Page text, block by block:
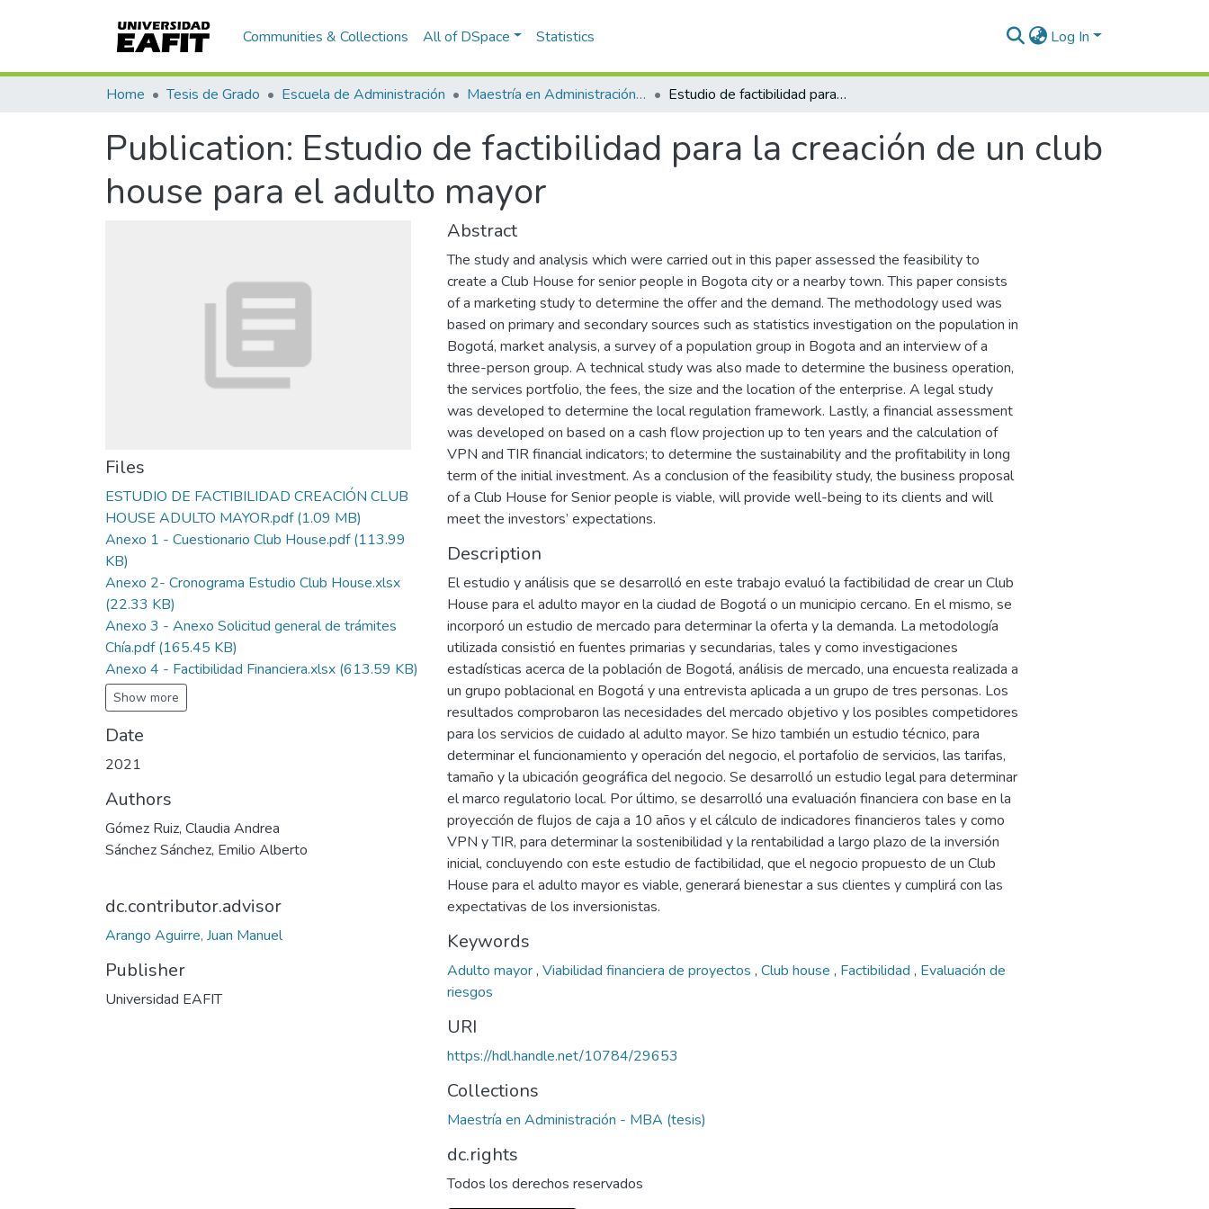
Communities & Collections All of DSpace Statistics Log In
Home Tesis de Grado Escuela de Administración Maestría en Administración - MBA (tesis) Estudio de factibilidad para la creación de un club house para el adulto mayor
Publication: Estudio de factibilidad para la creación de un club
house para el adulto mayor
Files
ESTUDIO DE FACTIBILIDAD CREACIÓN CLUB
HOUSE ADULTO MAYOR.pdf(1.09 MB)
Anexo 1 - Cuestionario Club House.pdf(113.99
KB)
Anexo 2- Cronograma Estudio Club House.xlsx
(22.33 KB)
Anexo 3 - Anexo Solicitud general de trámites
Chía.pdf(165.45 KB)
Anexo 4 - Factibilidad Financiera.xlsx (613.59 KB)
Show more
Date
2021
Authors
Gómez Ruiz, Claudia Andrea
Sánchez Sánchez, Emilio Alberto
dc.contributor.advisor
Arango Aguirre, Juan Manuel
Publisher
Universidad EAFIT
Abstract
The study and analysis which were carried out in this paper assessed the feasibility to
create a Club House for senior people in Bogota city or a nearby town. This paper consists
of a marketing study to determine the offer and the demand. The methodology used was
based on primary and secondary sources such as statistics investigation on the population in
Bogotá, market analysis, a survey of a population group in Bogota and an interview of a
three-person group. A technical study was also made to determine the business operation,
the services portfolio, the fees, the size and the location of the enterprise. A legal study
was developed to determine the local regulation framework. Lastly, a financial assessment
was developed on based on a cash flow projection up to ten years and the calculation of
VPN and TIR financial indicators; to determine the sustainability and the profitability in long
term of the initial investment. As a conclusion of the feasibility study, the business proposal
of a Club House for Senior people is viable, will provide well-being to its clients and will
meet the investors’ expectations.
Description
El estudio y análisis que se desarrolló en este trabajo evaluó la factibilidad de crear un Club
House para el adulto mayor en la ciudad de Bogotá o un municipio cercano. En el mismo, se
incorporó un estudio de mercado para determinar la oferta y la demanda. La metodología
utilizada consistió en fuentes primarias y secundarias, tales y como investigaciones
estadísticas acerca de la población de Bogotá, análisis de mercado, una encuesta realizada a
un grupo poblacional en Bogotá y una entrevista aplicada a un grupo de tres personas. Los
resultados comprobaron las necesidades del mercado objetivo y los posibles competidores
para los servicios de cuidado al adulto mayor. Se hizo también un estudio técnico, para
determinar el funcionamiento y operación del negocio, el portafolio de servicios, las tarifas,
tamaño y la ubicación geográfica del negocio. Se desarrolló un estudio legal para determinar
el marco regulatorio local. Por último, se desarrolló una evaluación financiera con base en la
proyección de flujos de caja a 10 años y el cálculo de indicadores financieros tales y como
VPN y TIR, para determinar la sostenibilidad y la rentabilidad a largo plazo de la inversión
inicial, concluyendo con este estudio de factibilidad, que el negocio propuesto de un Club
House para el adulto mayor es viable, generará bienestar a sus clientes y cumplirá con las
expectativas de los inversionistas.
Keywords
Adulto mayor, Viabilidad financiera de proyectos , Club house , Factibilidad , Evaluación de
riesgos
URI
https://hdl.handle.net/10784/29653
Collections
Maestría en Administración - MBA (tesis)
dc.rights
Todos los derechos reservados